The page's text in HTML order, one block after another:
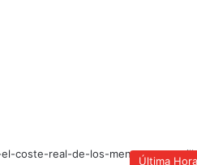
Última Hora